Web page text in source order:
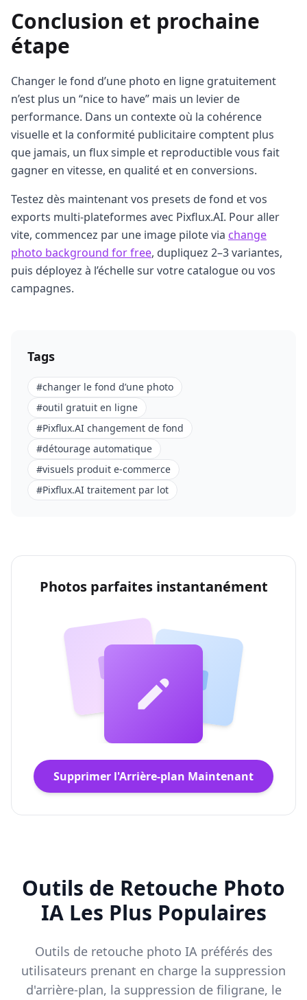
Conclusion et prochaine
étape
Changer le fond d’une photo en ligne gratuitement
n’est plus un “nice to have” mais un levier de
performance. Dans un contexte où la cohérence
visuelle et la conformité publicitaire comptent plus
que jamais, un flux simple et reproductible vous fait
gagner en vitesse, en qualité et en conversions.
Testez dès maintenant vos presets de fond et vos
exports multi‑plateformes avec Pixflux.AI. Pour aller
vite, commencez par une image pilote via change
photo background for free, dupliquez 2–3 variantes,
puis déployez à l’échelle sur votre catalogue ou vos
campagnes.
Tags
#changer le fond d’une photo
#outil gratuit en ligne
#Pixflux.AI changement de fond
#détourage automatique
#visuels produit e-commerce
#Pixflux.AI traitement par lot
Photos parfaites instantanément
Supprimer l'Arrière-plan Maintenant
Outils de Retouche Photo
IA Les Plus Populaires
Outils de retouche photo IA préférés des
utilisateurs prenant en charge la suppression
d'arrière-plan, la suppression de filigrane, le